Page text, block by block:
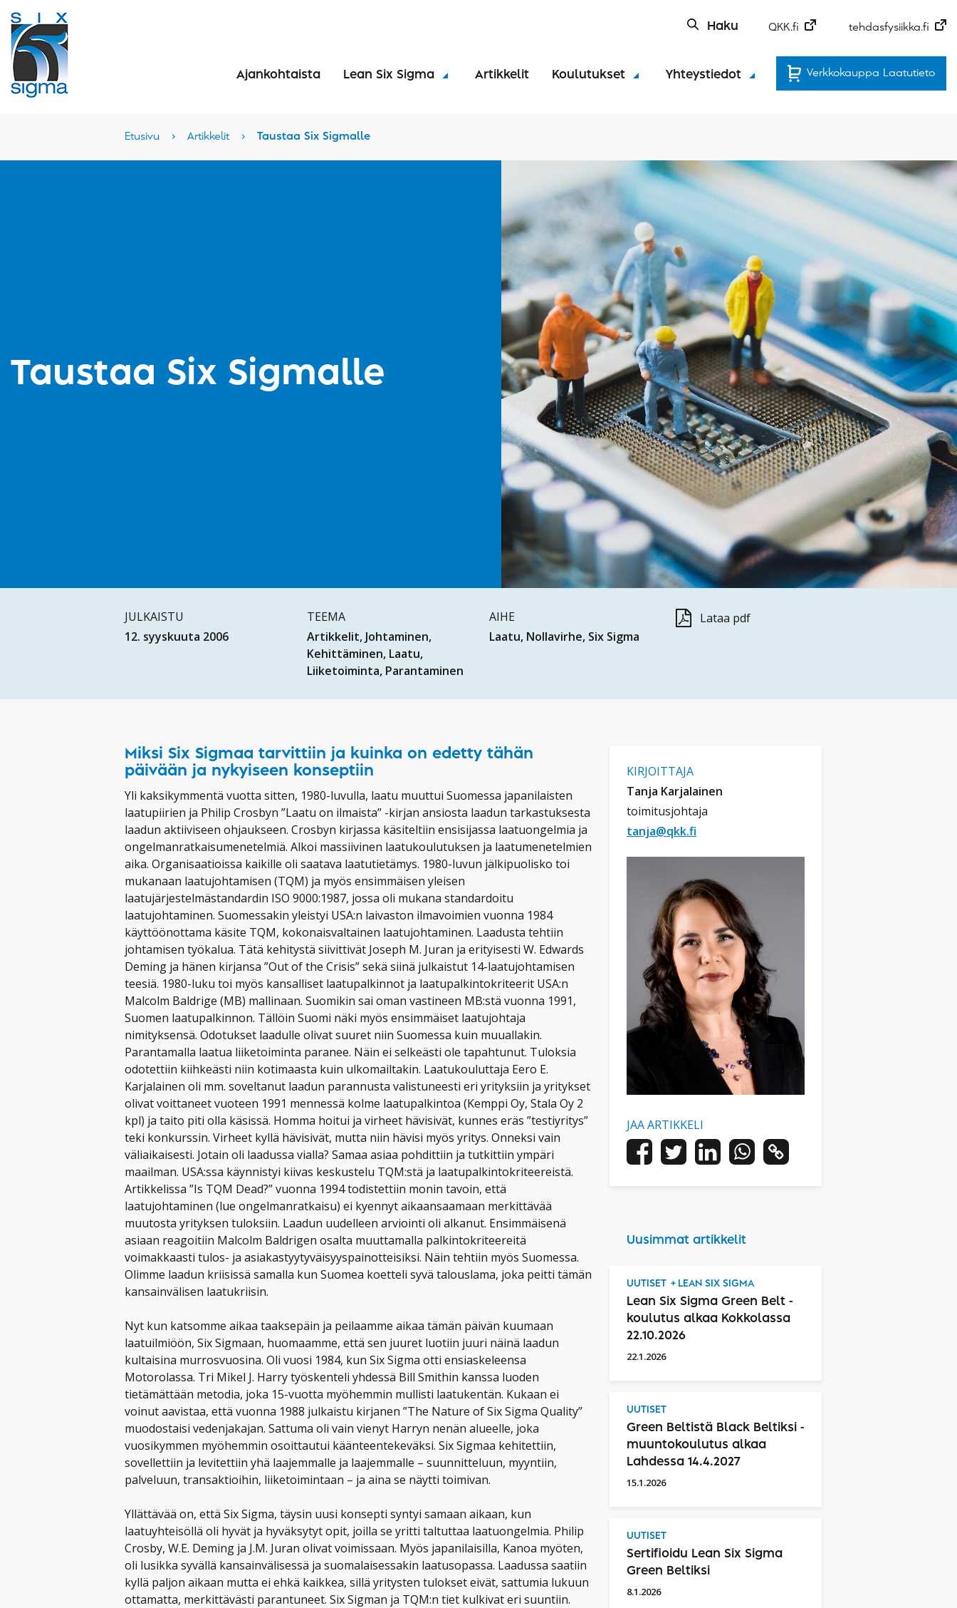
Haku QKK.fi tehdasfysiikka.fi
Ajankohtaista Lean Six Sigma Artikkelit Koulutukset Yhteystiedot Verkkokauppa Laatutieto
Etusivu › Artikkelit › Taustaa Six Sigmalle
Taustaa Six Sigmalle
JULKAISTU
12. syyskuuta 2006
TEEMA
Artikkelit Johtaminen
Kehittäminen Laatu
Liiketoiminta Parantaminen
AIHE
Laatu Nollavirhe Six Sigma
Lataa pdf
Miksi Six Sigmaa tarvittiin ja kuinka on edetty tähän
päivään ja nykyiseen konseptiin
Yli kaksikymmentä vuotta sitten, 1980-luvulla, laatu muuttui Suomessa japanilaisten
laatupiirien ja Philip Crosbyn ”Laatu on ilmaista” -kirjan ansiosta laadun tarkastuksesta
laadun aktiiviseen ohjaukseen. Crosbyn kirjassa käsiteltiin ensisijassa laatuongelmia ja
ongelmanratkaisumenetelmiä. Alkoi massiivinen laatukoulutuksen ja laatumenetelmien
aika. Organisaatioissa kaikille oli saatava laatutietämys. 1980-luvun jälkipuolisko toi
mukanaan laatujohtamisen (TQM) ja myös ensimmäisen yleisen
laatujärjestelmästandardin ISO 9000:1987, jossa oli mukana standardoitu
laatujohtaminen. Suomessakin yleistyi USA:n laivaston ilmavoimien vuonna 1984
käyttöönottama käsite TQM, kokonaisvaltainen laatujohtaminen. Laadusta tehtiin
johtamisen työkalua. Tätä kehitystä siivittivät Joseph M. Juran ja erityisesti W. Edwards
Deming ja hänen kirjansa ”Out of the Crisis” sekä siinä julkaistut 14-laatujohtamisen
teesiä. 1980-luku toi myös kansalliset laatupalkinnot ja laatupalkintokriteerit USA:n
Malcolm Baldrige (MB) mallinaan. Suomikin sai oman vastineen MB:stä vuonna 1991,
Suomen laatupalkinnon. Tällöin Suomi näki myös ensimmäiset laatujohtaja
nimityksensä. Odotukset laadulle olivat suuret niin Suomessa kuin muuallakin.
Parantamalla laatua liiketoiminta paranee. Näin ei selkeästi ole tapahtunut. Tuloksia
odotettiin kiihkeästi niin kotimaasta kuin ulkomailtakin. Laatukouluttaja Eero E.
Karjalainen oli mm. soveltanut laadun parannusta valistuneesti eri yrityksiin ja yritykset
olivat voittaneet vuoteen 1991 mennessä kolme laatupalkintoa (Kemppi Oy, Stala Oy 2
kpl) ja taito piti olla käsissä. Homma hoitui ja virheet hävisivät, kunnes eräs ”testiyritys”
teki konkurssin. Virheet kyllä hävisivät, mutta niin hävisi myös yritys. Onneksi vain
väliaikaisesti. Jotain oli laadussa vialla? Samaa asiaa pohdittiin ja tutkittiin ympäri
maailman. USA:ssa käynnistyi kiivas keskustelu TQM:stä ja laatupalkintokriteereistä.
Artikkelissa ”Is TQM Dead?” vuonna 1994 todistettiin monin tavoin, että
laatujohtaminen (lue ongelmanratkaisu) ei kyennyt aikaansaamaan merkittävää
muutosta yrityksen tuloksiin. Laadun uudelleen arviointi oli alkanut. Ensimmäisenä
asiaan reagoitiin Malcolm Baldrigen osalta muuttamalla palkintokriteereitä
voimakkaasti tulos- ja asiakastyytyväisyyspainotteisiksi. Näin tehtiin myös Suomessa.
Olimme laadun kriisissä samalla kun Suomea koetteli syvä talouslama, joka peitti tämän
kansainvälisen laatukriisin.
Nyt kun katsomme aikaa taaksepäin ja peilaamme aikaa tämän päivän kuumaan
laatuilmiöön, Six Sigmaan, huomaamme, että sen juuret luotiin juuri näinä laadun
kultaisina murrosvuosina. Oli vuosi 1984, kun Six Sigma otti ensiaskeleensa
Motorolassa. Tri Mikel J. Harry työskenteli yhdessä Bill Smithin kanssa luoden
tietämättään metodia, joka 15-vuotta myöhemmin mullisti laatukentän. Kukaan ei
voinut aavistaa, että vuonna 1988 julkaistu kirjanen ”The Nature of Six Sigma Quality”
muodostaisi vedenjakajan. Sattuma oli vain vienyt Harryn nenän alueelle, joka
vuosikymmen myöhemmin osoittautui käänteentekeväksi. Six Sigmaa kehitettiin,
sovellettiin ja levitettiin yhä laajemmalle ja laajemmalle – suunnitteluun, myyntiin,
palveluun, transaktioihin, liiketoimintaan – ja aina se näytti toimivan.
Yllättävää on, että Six Sigma, täysin uusi konsepti syntyi samaan aikaan, kun
laatuyhteisöllä oli hyvät ja hyväksytyt opit, joilla se yritti taltuttaa laatuongelmia. Philip
Crosby, W.E. Deming ja J.M. Juran olivat voimissaan. Myös japanilaisilla, Kanoa myöten,
oli lusikka syvällä kansainvälisessä ja suomalaisessakin laatusopassa. Laadussa saatiin
kyllä paljon aikaan mutta ei ehkä kaikkea, sillä yritysten tulokset eivät, sattumia lukuun
ottamatta, merkittävästi parantuneet. Six Sigman ja TQM:n tiet kulkivat eri suuntiin.
KIRJOITTAJA
Tanja Karjalainen
toimitusjohtaja
tanja@qkk.fi
JAA ARTIKKELI
Uusimmat artikkelit
UUTISET LEAN SIX SIGMA
Lean Six Sigma Green Belt -
koulutus alkaa Kokkolassa
22.10.2026
22.1.2026
UUTISET
Green Beltistä Black Beltiksi -
muuntokoulutus alkaa
Lahdessa 14.4.2027
15.1.2026
UUTISET
Sertifioidu Lean Six Sigma
Green Beltiksi
8.1.2026